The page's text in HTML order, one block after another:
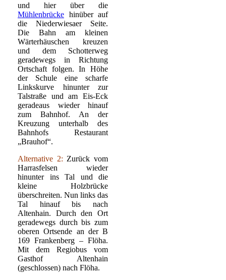
und hier über die
Mühlenbrücke hinüber auf
die Niederwiesaer Seite.
Die Bahn am kleinen
Wärterhäuschen kreuzen
und dem Schotterweg
geradewegs in Richtung
Ortschaft folgen. In Höhe
der Schule eine scharfe
Linkskurve hinunter zur
Talstraße und am Eis-Eck
geradeaus wieder hinauf
zum Bahnhof. An der
Kreuzung unterhalb des
Bahnhofs Restaurant
„Brauhof“.
Alternative 2: Zurück vom
Harrasfelsen wieder
hinunter ins Tal und die
kleine Holzbrücke
überschreiten. Nun links das
Tal hinauf bis nach
Altenhain. Durch den Ort
geradewegs durch bis zum
oberen Ortsende an der B
169 Frankenberg – Flöha.
Mit dem Regiobus vom
Gasthof Altenhain
(geschlossen) nach Flöha.